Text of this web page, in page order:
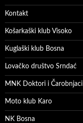
Kontakt
Košarkaški klub Visoko
Kuglaški klub Bosna
Lovačko društvo Srndać
MNK Doktori i Čarobnjaci
Moto klub Karo
NK Bosna